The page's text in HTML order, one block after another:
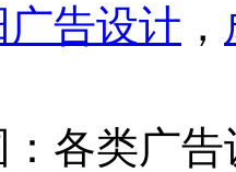
广告设计 ，
类广告